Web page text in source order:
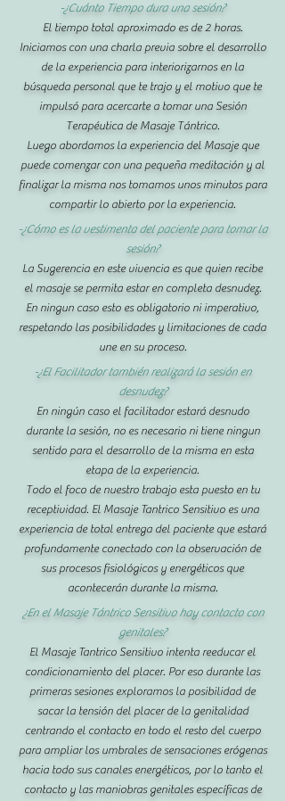
-¿Cuánto Tiempo dura una sesión?
El tiempo total aproximado es de 2 horas.
Iniciamos con una charla previa sobre el desarrollo
de la experiencia para interiorizarnos en la
búsqueda personal que te trajo y el motivo que te
impulsó para acercarte a tomar una Sesión
Terapéutica de Masaje Tántrico.
Luego abordamos la experiencia del Masaje que
puede comenzar con una pequeña meditación y al
finalizar la misma nos tomamos unos minutos para
compartir lo abierto por la experiencia.
-¿Cómo es la vestimenta del paciente para tomar la
sesión?
La Sugerencia en este vivencia es que quien recibe
el masaje se permita estar en completa desnudez.
En ningun caso esto es obligatorio ni imperativo,
respetando las posibilidades y limitaciones de cada
une en su proceso.
-¿El Facilitador también realizará la sesión en
desnudez?
En ningún caso el facilitador estará desnudo
durante la sesión, no es necesario ni tiene ningun
sentido para el desarrollo de la misma en esta
etapa de la experiencia.
Todo el foco de nuestro trabajo esta puesto en tu
receptividad. El Masaje Tantrico Sensitivo es una
experiencia de total entrega del paciente que estará
profundamente conectado con la observación de
sus procesos fisiológicos y energéticos que
acontecerán durante la misma.
¿En el Masaje Tántrico Sensitivo hay contacto con
genitales?
El Masaje Tantrico Sensitivo intenta reeducar el
condicionamiento del placer. Por eso durante las
primeras sesiones exploramos la posibilidad de
sacar la tensión del placer de la genitalidad
centrando el contacto en todo el resto del cuerpo
para ampliar los umbrales de sensaciones erógenas
hacia todo sus canales energéticos, por lo tanto el
contacto y las maniobras genitales específicas de